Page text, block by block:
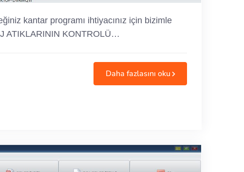
kantar programı ihtiyacınız için bizimle
ATIKLARININ KONTROLÜ…
Daha fazlasını oku